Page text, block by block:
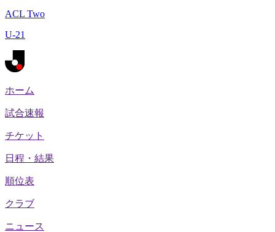
ACL Two
U-21
ホーム
試合速報
チケット
日程・結果
順位表
クラブ
ニュース